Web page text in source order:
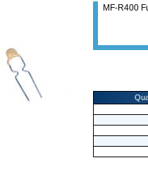
MF-R400